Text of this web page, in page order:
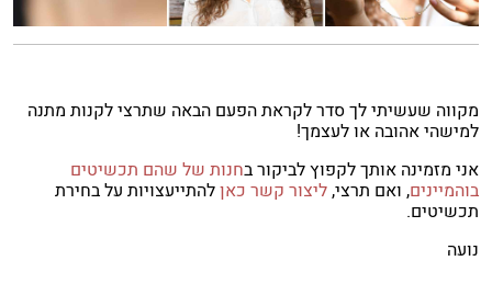
מקווה שעשיתי לך סדר לקראת הפעם הבאה שתרצי לקנות מתנה
למישהי אהובה או לעצמך!
אני מזמינה אותך לקפוץ לביקור בחנות של שהם תכשיטים
בוהמיינים, ואם תרצי,ליצור קשר כאןלהתייעצויות על בחירת
תכשיטים.
נועה